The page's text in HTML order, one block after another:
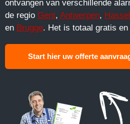
ontvangen van verschillende
de regio Gent, Antwerpen,
en Brugge. Het is totaal gratis
Start hier uw offerte